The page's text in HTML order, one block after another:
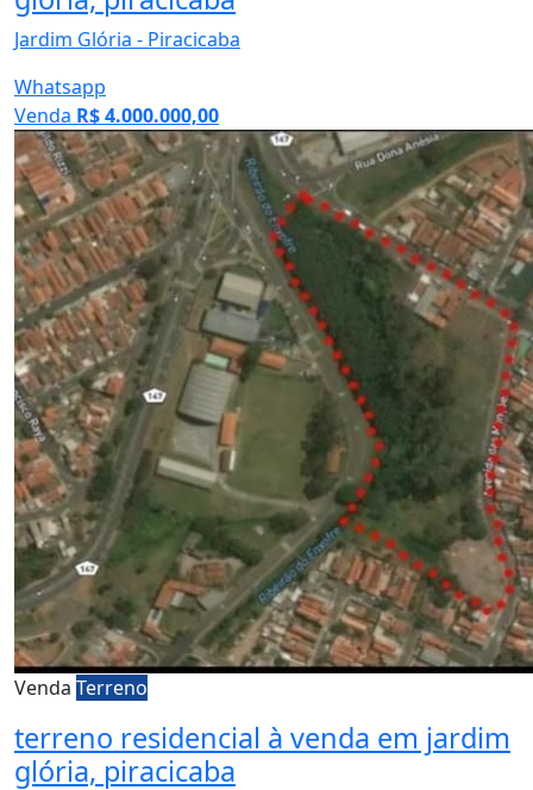
Whatsapp
VendaTerreno
terreno residencial à venda em jardim
glória, piracicaba
Jardim Glória - Piracicaba